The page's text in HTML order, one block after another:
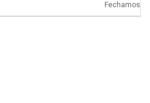
Fechamos